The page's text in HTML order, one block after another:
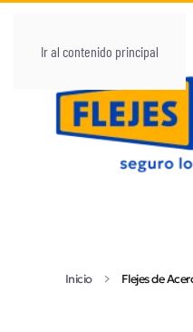
Ir al contenido principal
Inicio Flejes de